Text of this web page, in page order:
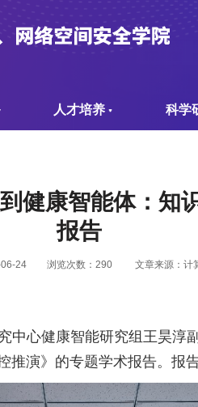
人才培养 科学
健康智能体：知
报告
24 浏览次数： 290 文章来源：计
中心健康智能研究组王昊
演》的专题学术报告。报